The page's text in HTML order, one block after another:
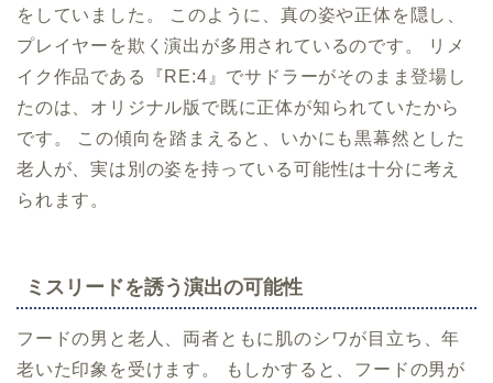
をしていました。 このように、真の姿や正体を隠し、
プレイヤーを欺く演出が多用されているのです。 リメ
イク作品である『RE:4』でサドラーがそのまま登場し
たのは、オリジナル版で既に正体が知られていたから
です。 この傾向を踏まえると、いかにも黒幕然とした
老人が、実は別の姿を持っている可能性は十分に考え
られます。
ミスリードを誘う演出の可能性
フードの男と老人、両者ともに肌のシワが目立ち、年
老いた印象を受けます。 もしかすると、フードの男が